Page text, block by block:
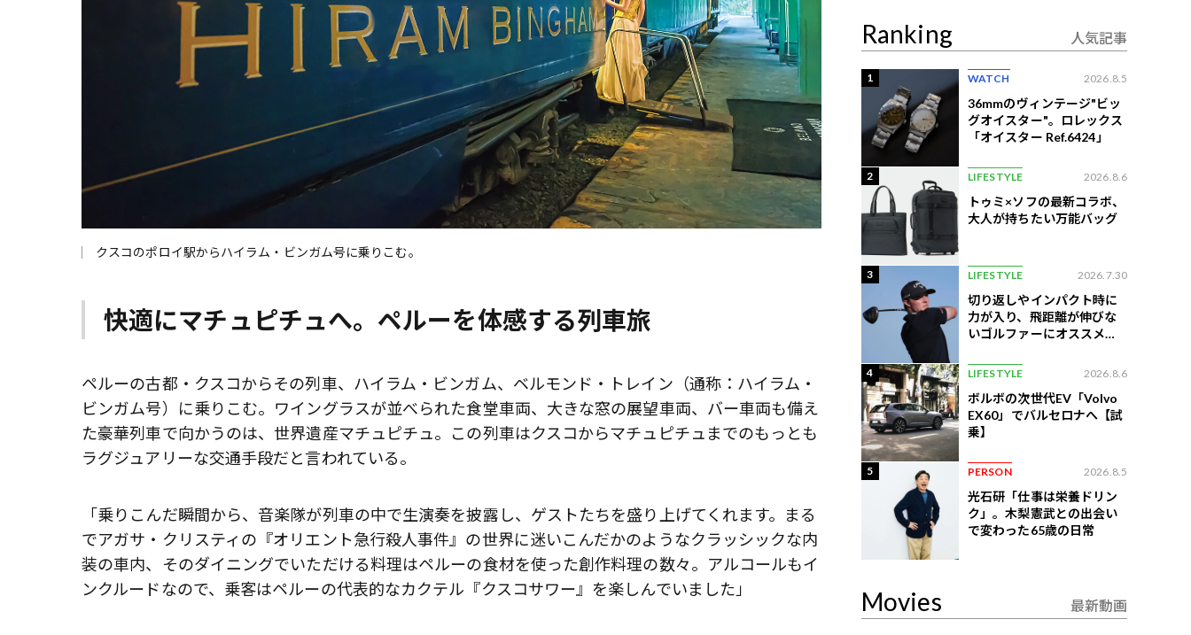
クスコのポロイ駅からハイラム・ビンガム号に乗りこむ。
快適にマチュピチュへ。ペルーを体感する列車旅
ペルーの古都・クスコからその列車、ハイラム・ビンガム、ベルモンド・トレイン（通称：ハイラム・
ビンガム号）に乗りこむ。ワイングラスが並べられた食堂車両、大きな窓の展望車両、バー車両も備え
た豪華列車で向かうのは、世界遺産マチュピチュ。この列車はクスコからマチュピチュまでのもっとも
ラグジュアリーな交通手段だと言われている。
「乗りこんだ瞬間から、音楽隊が列車の中で生演奏を披露し、ゲストたちを盛り上げてくれます。まる
でアガサ・クリスティの『オリエント急行殺人事件』の世界に迷いこんだかのようなクラッシックな内
装の車内、そのダイニングでいただける料理はペルーの食材を使った創作料理の数々。アルコールもイ
ンクルードなので、乗客はペルーの代表的なカクテル『クスコサワー』を楽しんでいました」
Ranking 人気記事
1 WATCH 2026.8.5
36mmのヴィンテージ"ビッ
グオイスター"。ロレックス
「オイスター Ref.6424」
2 LIFESTYLE 2026.8.6
トゥミ×ソフの最新コラボ、
大人が持ちたい万能バッグ
3 LIFESTYLE 2026.7.30
切り返しやインパクト時に
力が入り、飛距離が伸びな
いゴルファーにオススメの
4 LIFESTYLE 2026.8.6
ボルボの次世代EV「Volvo
EX60」でバルセロナへ【試
乗】
5 PERSON 2026.8.5
光石研「仕事は栄養ドリン
ク」。木梨憲武との出会い
で変わった65歳の日常
Movies 最新動画